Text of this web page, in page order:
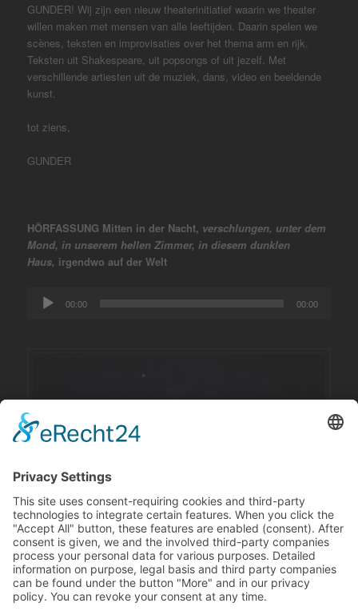
GUNDER! Wij zijn een nieuw theaterinitiatief waarin we theater
willen maken met mensen van alle leeftijden. Daarin spelen we
scènes, teksten en improvisaties over het thema arm en rijk.
Teksten uit Shakespeare, uit popsongs of uit jezelf. Met
verschillende artiesten uit de muziek, dans, video en beeldende
kunst.
tot ziens,
GUNDER
HÖRFASSUNG Mitten in der Nacht, verschlungen, unter dem
Mond, in unseremhellen Zimmer, in diesem dunklen
Haus, irgendwo auf der Welt
Audio
Player
00:00 00:00
Herneming gesteund door het ministerie van Cultuur van
München voor kinder- en jeugdtheater